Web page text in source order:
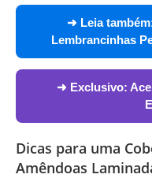
➜ Leia
Lembrancinhas
➜ Exclusivo:
Dicas para uma
Amêndoas